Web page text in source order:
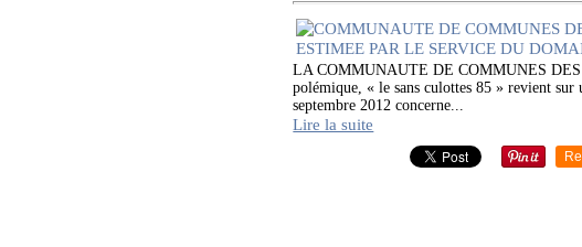
LA COMMUNAUTE DE COMMUNES
polémique, « le sans culottes 85 » revient
septembre 2012 concerne...
Lire la suite